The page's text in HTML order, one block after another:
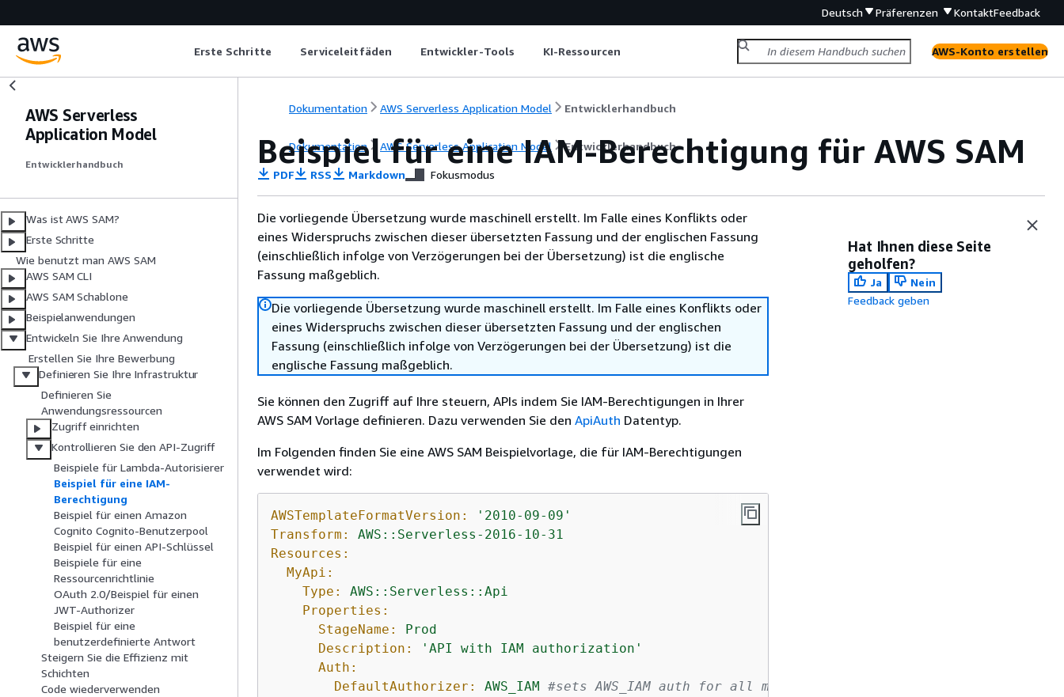
Deutsch Präferenzen KontaktFeedback
Erste Schritte Serviceleitfäden Entwickler-Tools KI-Ressourcen AWS-Konto erstellen
AWS Serverless
Application Model
Entwicklerhandbuch
Was ist AWS SAM?
Erste Schritte
Wie benutzt man AWS SAM
AWS SAM CLI
AWS SAM Schablone
Beispielanwendungen
Entwickeln Sie Ihre Anwendung
Erstellen Sie Ihre Bewerbung
Definieren Sie Ihre Infrastruktur
Definieren Sie
Anwendungsressourcen
Zugriff einrichten
Kontrollieren Sie den API-Zugriff
Beispiele für Lambda-Autorisierer
Beispiel für eine IAM-
Berechtigung
Beispiel für einen Amazon
Cognito Cognito-Benutzerpool
Beispiel für einen API-Schlüssel
Beispiele für eine
Ressourcenrichtlinie
OAuth 2.0/Beispiel für einen
JWT-Authorizer
Beispiel für eine
benutzerdefinierte Antwort
Steigern Sie die Effizienz mit
Schichten
Code wiederverwenden
Dokumentation AWS Serverless Application Model Entwicklerhandbuch
Dokumentation AWS Serverless Application Model Entwicklerhandbuch
Beispiel für eine IAM-Berechtigung für AWS SAM
PDF RSS Markdown Fokusmodus
Die vorliegende Übersetzung wurde maschinell erstellt. Im Falle eines Konflikts oder
eines Widerspruchs zwischen dieser übersetzten Fassung und der englischen Fassung
(einschließlich infolge von Verzögerungen bei der Übersetzung) ist die englische
Fassung maßgeblich.
Die vorliegende Übersetzung wurde maschinell erstellt. Im Falle eines Konflikts oder
eines Widerspruchs zwischen dieser übersetzten Fassung und der englischen
Fassung (einschließlich infolge von Verzögerungen bei der Übersetzung) ist die
englische Fassung maßgeblich.
Sie können den Zugriff auf Ihre steuern, APIs indem Sie IAM-Berechtigungen in Ihrer
AWS SAM Vorlage definieren. Dazu verwenden Sie den ApiAuth Datentyp.
Im Folgenden finden Sie eine AWS SAM Beispielvorlage, die für IAM-Berechtigungen
verwendet wird:
AWSTemplateFormatVersion:
'2010-09-09'
Transform:
AWS::Serverless-2016-10-31
Resources:
MyApi:
Type:
AWS::Serverless::Api
Properties:
StageName:
Prod
Description:
'API with IAM authorization'
Auth:
DefaultAuthorizer:
AWS_IAM #sets AWS_IAM auth for all methods in this API
Hat Ihnen diese Seite
geholfen?
Ja
Nein
Feedback geben